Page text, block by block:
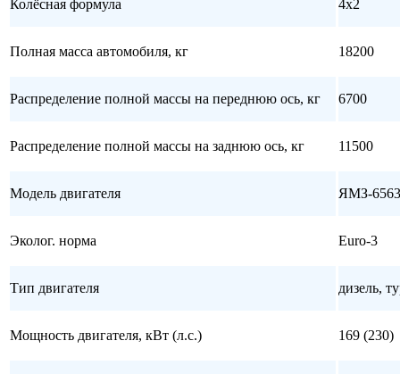
Колёсная формула 4х2
Полная масса автомобиля, кг 18200
Распределение полной массы на переднюю ось, кг 6700
Распределение полной массы на заднюю ось, кг 11500
Модель двигателя ЯМЗ-
Эколог. норма Euro-3
Тип двигателя дизель,
Мощность двигателя, кВт (л.с.) 169 (230)